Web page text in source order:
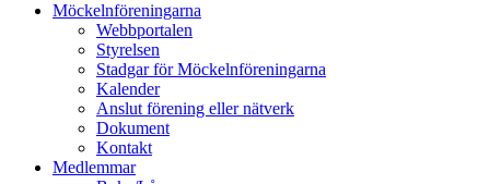
Möckelnföreningarna
Webbportalen
Styrelsen
Stadgar för Möckelnföreningarna
Kalender
Anslut förening eller nätverk
Dokument
Kontakt
Medlemmar